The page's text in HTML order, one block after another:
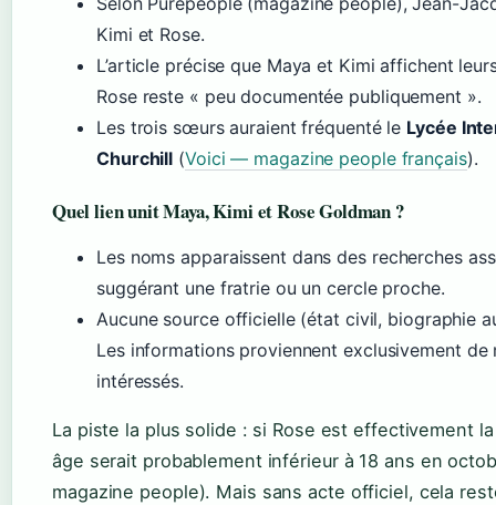
Kimi et Rose.
L’article précise que Maya et Kimi affichent
Rose reste « peu documentée publiquement ».
Les trois sœurs auraient fréquenté le Lycée
Churchill (Voici — magazine people français).
Quel lien unit Maya, Kimi et Rose Goldman ?
Les noms apparaissent dans des recherches
suggérant une fratrie ou un cercle proche.
Aucune source officielle (état civil, biographie
Les informations proviennent exclusivement
intéressés.
La piste la plus solide : si Rose est effectivement
âge serait probablement inférieur à 18 ans en
magazine people). Mais sans acte officiel, cela